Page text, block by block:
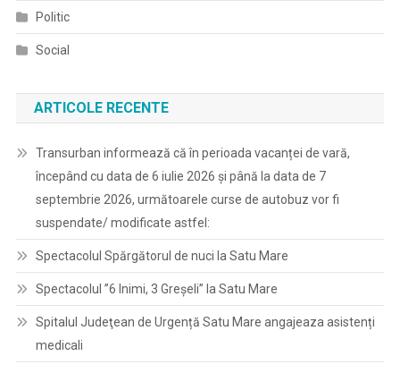
Politic
Social
ARTICOLE RECENTE
Transurban informează că în perioada vacanței de vară,
începând cu data de 6 iulie 2026 și până la data de 7
septembrie 2026, următoarele curse de autobuz vor fi
suspendate/ modificate astfel:
Spectacolul Spărgătorul de nuci la Satu Mare
Spectacolul ”6 Inimi, 3 Greșeli” la Satu Mare
Spitalul Judeţean de Urgență Satu Mare angajeaza asistenți
medicali